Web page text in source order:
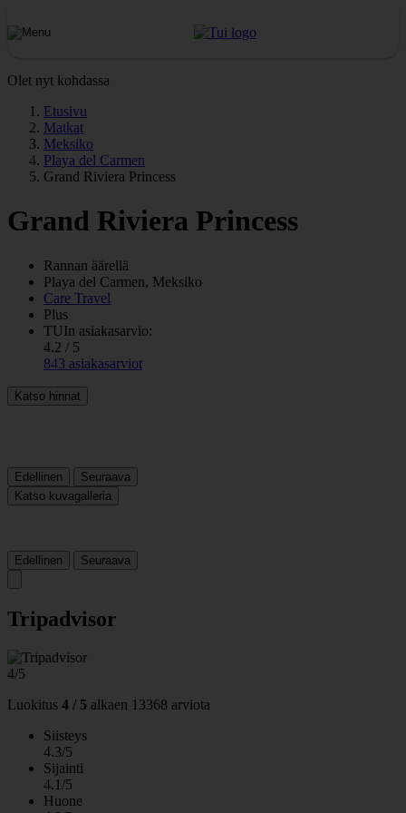
Olet nyt kohdassa
Etusivu
Matkat
Meksiko
Playa del Carmen
Grand Riviera Princess
Grand Riviera Princess
Rannan äärellä
Playa del Carmen, Meksiko
Care Travel
Plus
TUIn asiakasarvio:
4.2 / 5
843 asiakasarviot
Katso hinnat
Edellinen
Seuraava
Katso kuvagalleria
Edellinen Seuraava
Tripadvisor
4/5
Luokitus 4 / 5 alkaen 13368 arviota
Siisteys
4.3/5
Sijainti
4.1/5
Huone